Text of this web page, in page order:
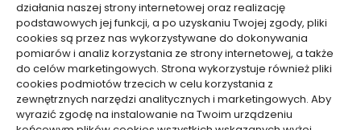
działania naszej strony internetowej oraz realizację
podstawowych jej funkcji, a po uzyskaniu Twojej zgody, pliki
cookies są przez nas wykorzystywane do dokonywania
pomiarów i analiz korzystania ze strony internetowej, a także
do celów marketingowych. Strona wykorzystuje również pliki
cookies podmiotów trzecich w celu korzystania z
zewnętrznych narzędzi analitycznych i marketingowych. Aby
wyrazić zgodę na instalowanie na Twoim urządzeniu
Aktywność, Sport
Jak wybrać damski strój
sportowy zapewniający
pełną swobodę ruchów
14/11/2025
Aktywność, Sport
Jak pakować odzież na
camping? Sprawdź trik,
który zmieni Twój bagaż!
11/07/2025